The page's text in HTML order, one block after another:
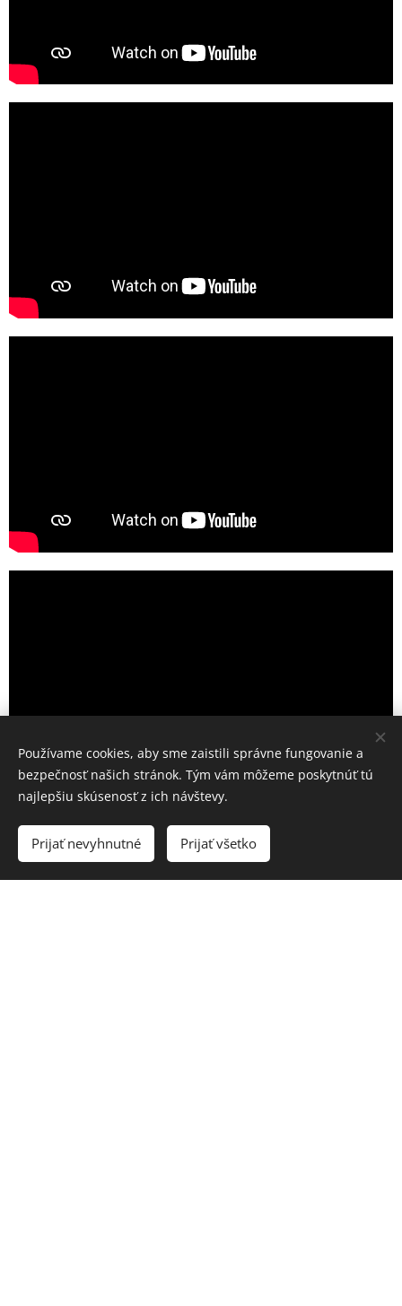
Používame cookies, aby sme zaistili správne fungovanie a
bezpečnosť našich stránok. Tým vám môžeme poskytnúť tú
najlepšiu skúsenosť z ich návštevy.
Prijať nevyhnutné Prijať všetko